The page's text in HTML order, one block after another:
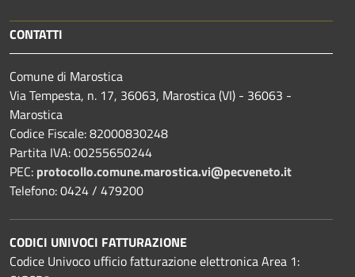
CONTATTI
Comune di Marostica
Via Tempesta, n. 17, 36063, Marostica (VI) - 36063 -
Marostica
Codice Fiscale: 82000830248
Partita IVA: 00255650244
PEC: protocollo.comune.marostica.vi@pecveneto.it
Telefono: 0424 / 479200
CODICI UNIVOCI FATTURAZIONE
Codice Univoco ufficio fatturazione elettronica Area 1: